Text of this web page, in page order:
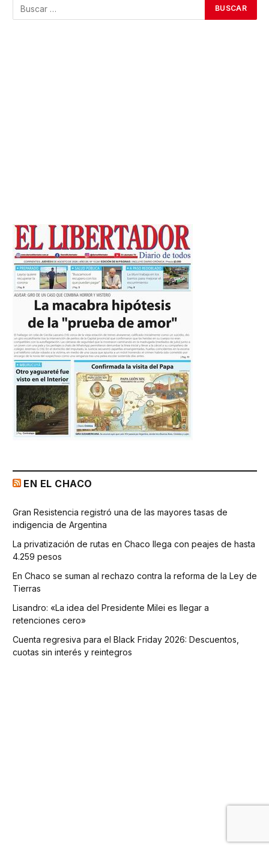
EN EL CHACO
Gran Resistencia registró una de las mayores tasas de
indigencia de Argentina
La privatización de rutas en Chaco llega con peajes de hasta
4.259 pesos
En Chaco se suman al rechazo contra la reforma de la Ley de
Tierras
Lisandro: «La idea del Presidente Milei es llegar a
retenciones cero»
Cuenta regresiva para el Black Friday 2026: Descuentos,
cuotas sin interés y reintegros